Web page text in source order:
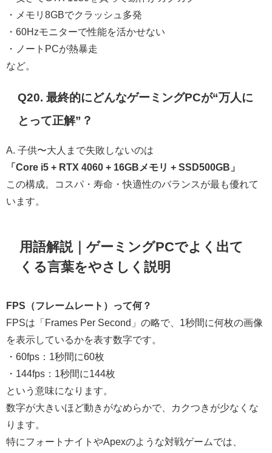
・メモリ8GBでクラッシュ多発
・60Hzモニターで性能を活かせない
・ノートPCが熱暴走
など。
Q20. 最終的にどんなゲーミングPCが“万人に
とって正解”？
A. 子供〜大人まで失敗しないのは
「Core i5 + RTX 4060 + 16GBメモリ + SSD500GB」
この構成。コスパ・寿命・快適性のバランスが最も優れて
います。
用語解説｜ゲーミングPCでよく出て
くる言葉をやさしく説明
FPS（フレームレート）って何？
FPSは「Frames Per Second」の略で、1秒間に何枚の画像
を表示しているかを表す数字です。
・60fps：1秒間に60枚
・144fps：1秒間に144枚
という意味になります。
数字が大きいほど動きがなめらかで、カクつきが少なくな
ります。
特にフォートナイトやApexのような対戦ゲームでは、